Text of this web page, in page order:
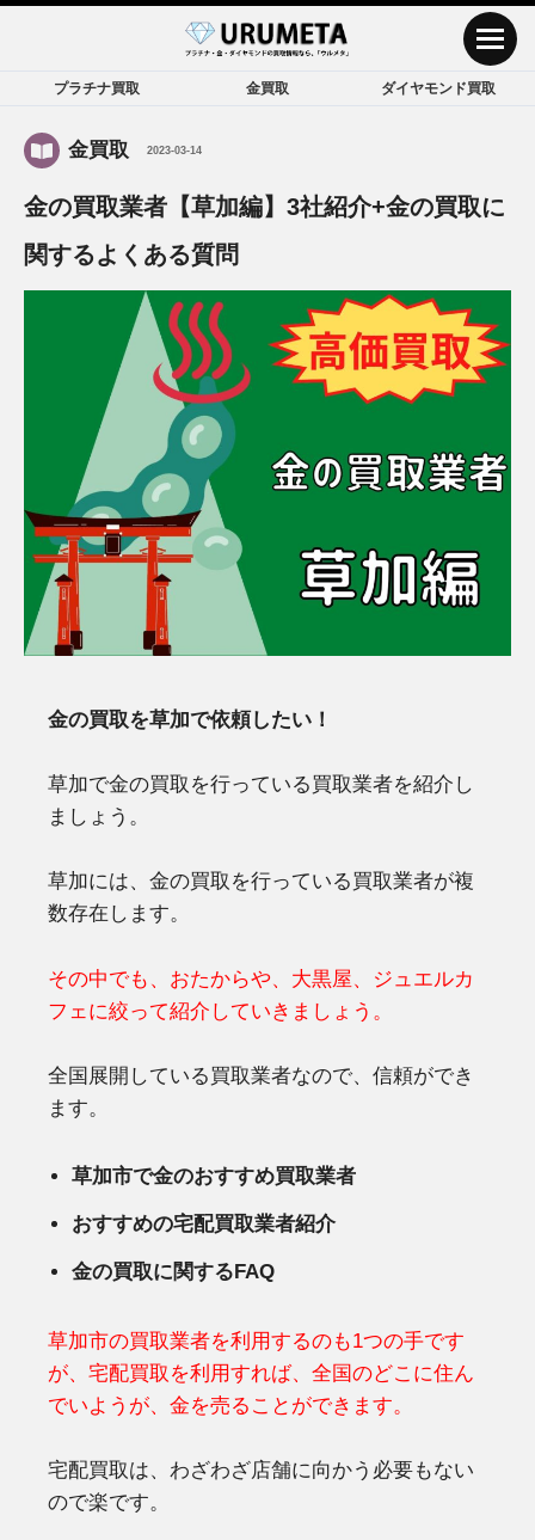
プラチナ買取 金買取 ダイヤモンド買取
金買取 2023-03-14
金の買取業者【草加編】3社紹介+金の買取に
関するよくある質問
金の買取を草加で依頼したい！
草加で金の買取を行っている買取業者を紹介し
ましょう。
草加には、金の買取を行っている買取業者が複
数存在します。
その中でも、おたからや、大黒屋、ジュエルカ
フェに絞って紹介していきましょう。
全国展開している買取業者なので、信頼ができ
ます。
草加市で金のおすすめ買取業者
おすすめの宅配買取業者紹介
金の買取に関するFAQ
草加市の買取業者を利用するのも1つの手です
が、宅配買取を利用すれば、全国のどこに住ん
でいようが、金を売ることができます。
宅配買取は、わざわざ店舗に向かう必要もない
ので楽です。